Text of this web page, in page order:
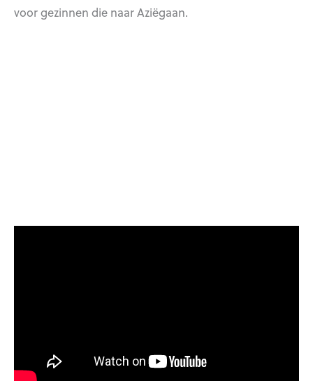
voor gezinnen die naar Aziëgaan.